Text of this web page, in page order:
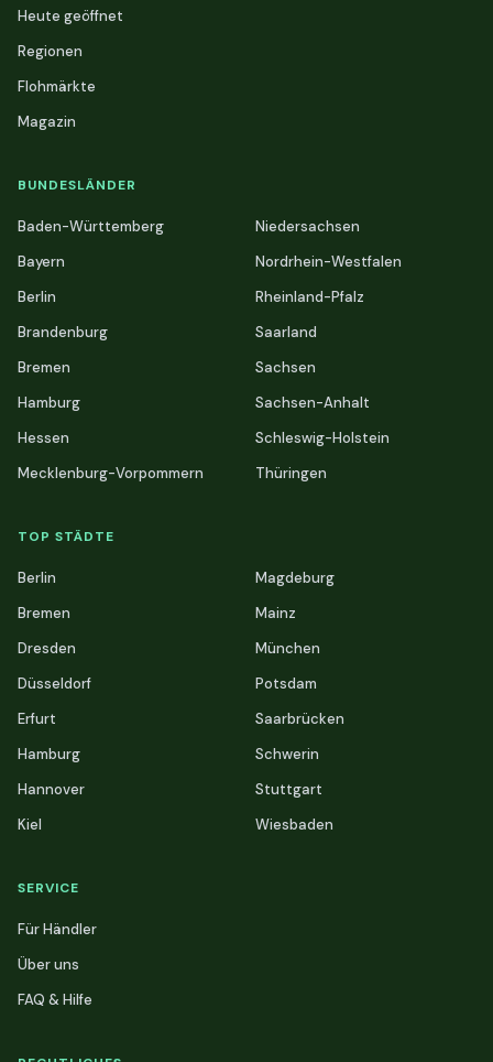
Heute geöffnet
Regionen
Flohmärkte
Magazin
BUNDESLÄNDER
Baden-Württemberg
Bayern
Berlin
Brandenburg
Bremen
Hamburg
Hessen
Mecklenburg-Vorpommern
Niedersachsen
Nordrhein-Westfalen
Rheinland-Pfalz
Saarland
Sachsen
Sachsen-Anhalt
Schleswig-Holstein
Thüringen
TOP STÄDTE
Berlin
Bremen
Dresden
Düsseldorf
Erfurt
Hamburg
Hannover
Kiel
Magdeburg
Mainz
München
Potsdam
Saarbrücken
Schwerin
Stuttgart
Wiesbaden
SERVICE
Für Händler
Über uns
FAQ & Hilfe